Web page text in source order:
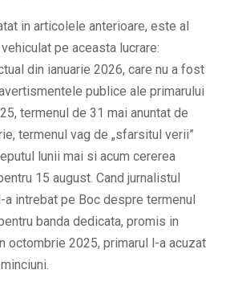
in articolele anterioare, este al
pe aceasta lucrare:
din ianuarie 2026, care nu a fost
publice ale primarului
termenul de 31 mai anuntat de
termenul vag de „sfarsitul verii”
lunii mai si acum cererea
15 august. Cand jurnalistul
intrebat pe Boc despre termenul
banda dedicata, promis in
octombrie 2025, primarul l-a acuzat